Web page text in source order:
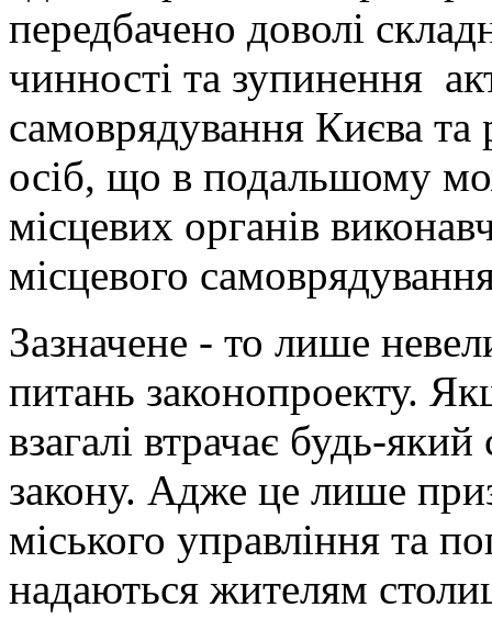
передбачено доволі
чинності та зупинення
самоврядування Києва та
осіб, що в подальшому
місцевих органів
місцевого
Зазначене - то лише
питань законопроекту.
взагалі втрачає будь-
закону. Адже це лише
міського управління та
надаються жителям